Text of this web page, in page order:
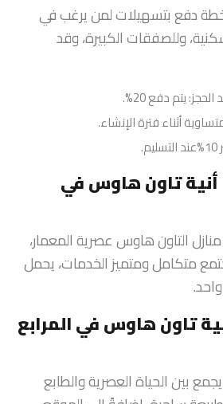
دفع بتسهيلات لمن يرغب في
وللصفقات الكبيرة، وقد
يتم دفع 20%.
تاون هاوس في
التاون هاوس عصرية المعمار،
متكامل ومتميز الخدمات، يحمل
تاون هاوس في المرابع
بين الحياة العصرية والطابع